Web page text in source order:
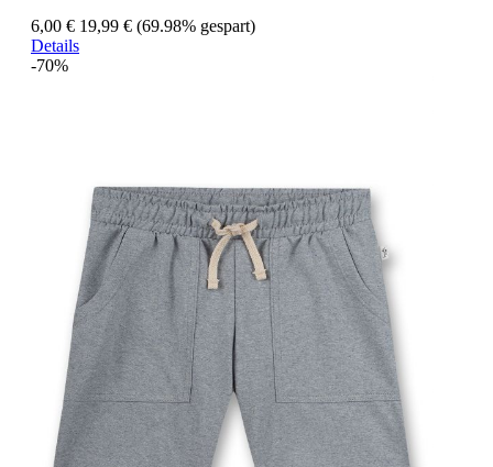
6,00 € 19,99 € (69.98% gespart)
Details
-70%